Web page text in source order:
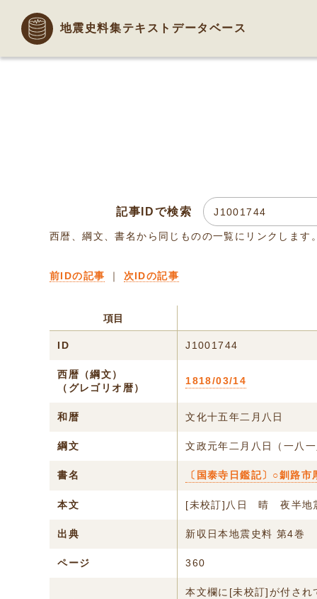
地震史料集テキストデータベース
記事IDで検索
西暦、綱文、書名から同じものの一覧にリンクします
前IDの記事 ｜ 次IDの記事
項目
ID J1001744
西暦（綱文）
（グレゴリオ暦）
1818/03/14
和暦 文化十五年二月八日
綱文 文政元年二月八日（一八
書名 〔国泰寺日鑑記〕○釧路市
本文 [未校訂]八日 晴 夜半地
出典 新収日本地震史料 第4巻
ページ 360
本文欄に[未校訂]が付され